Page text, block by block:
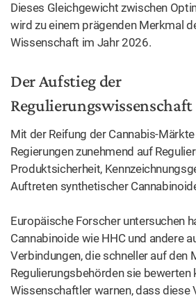
Dieses Gleichgewicht zwischen
wird zu einem prägenden Merkmal
Wissenschaft im Jahr 2026.
Der Aufstieg der
Regulierungswissenschaft
Mit der Reifung der Cannabis-
Regierungen zunehmend auf
Produktsicherheit,
Auftreten synthetischer
Europäische Forscher untersuchen
Cannabinoide wie HHC und andere
Verbindungen, die schneller auf den
Regulierungsbehörden sie bewerten
Wissenschaftler warnen, dass diese